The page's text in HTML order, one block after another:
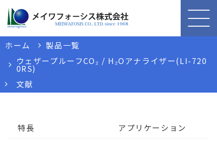
ホーム
製品一覧
ウェザープルーフCO₂ / H₂Oアナライザー(LI-720
0RS)
文献
特長
アプリケーション